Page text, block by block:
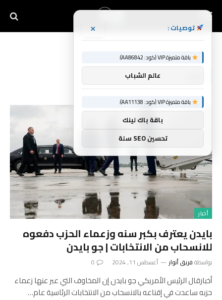
أخبار
بايدن يعترف بكبر سنه وزعماء الحزب دفعوه
للانسحاب من الانتخابات | جو بايدن
بواسطةفريق أنوار أغسطس 11, 2024 0
أخبارقال الرئيس الأمريكي جو بايدن إن المخاوف التي عبر عنها زعماء
حزبه ساعدت في إقناعه بالانسحاب من الانتخابات الرئاسية عام…
توصيات : ×
باقة متميزة VIP (كود: AA86842):
عالم الشباب
باقة متميزة VIP (كود: AA11138):
باقة باك لينك
تحسين SEO سلة